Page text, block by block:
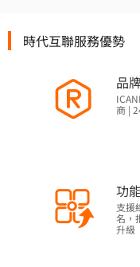
時代互聯服務優勢
品
商 |
功
支援
名，
升級